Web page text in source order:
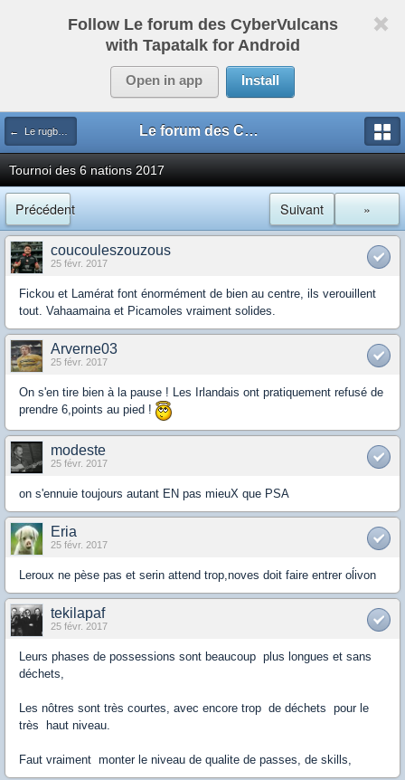
Follow Le forum des CyberVulcans
with Tapatalk for Android
Open in app Install
← Le rugby international Le forum des CyberVulcans
Tournoi des 6 nations 2017
Précédent »
Suivant
coucouleszouzous
25 févr. 2017
Fickou et Lamérat font énormément de bien au centre, ils verouillent
tout. Vahaamaina et Picamoles vraiment solides.
Arverne03
25 févr. 2017
On s'en tire bien à la pause ! Les Irlandais ont pratiquement refusé de
prendre 6,points au pied !
modeste
25 févr. 2017
on s'ennuie toujours autant EN pas mieuX que PSA
Eria
25 févr. 2017
Leroux ne pèse pas et serin attend trop,noves doit faire entrer oĺivon
tekilapaf
25 févr. 2017
Leurs phases de possessions sont beaucoup plus longues et sans
déchets,
Les nôtres sont très courtes, avec encore trop de déchets pour le
très haut niveau.
Faut vraiment monter le niveau de qualite de passes, de skills,